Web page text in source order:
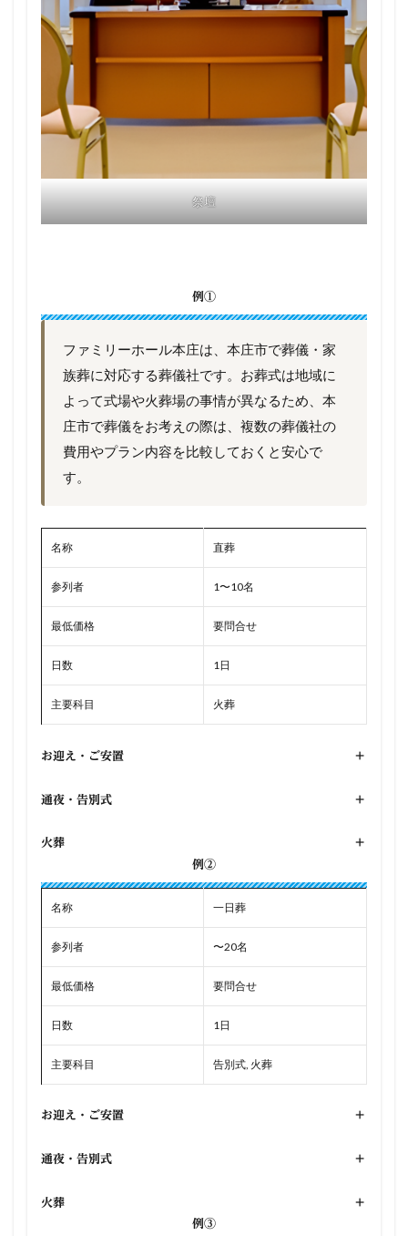
祭壇
例①
ファミリーホール本庄は、本庄市で葬儀・家
族葬に対応する葬儀社です。お葬式は地域に
よって式場や火葬場の事情が異なるため、本
庄市で葬儀をお考えの際は、複数の葬儀社の
費用やプラン内容を比較しておくと安心で
す。
名称 直葬
参列者 1〜10名
最低価格 要問合せ
日数 1日
主要科目 火葬
お迎え・ご安置 +
通夜・告別式 +
火葬
+
例②
名称 一日葬
参列者 〜20名
最低価格 要問合せ
日数 1日
主要科目 告別式, 火葬
お迎え・ご安置 +
通夜・告別式 +
火葬
+
例③